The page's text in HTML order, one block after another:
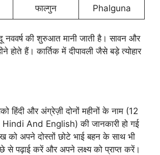
फाल्गुन Phalguna
नववर्ष की शुरुआत मानी जाती है। सावन और
होते हैं। कार्तिक में दीपावली जैसे बड़े त्योहार
हिंदी और अंग्रेज़ी दोनों महीनों के नाम (12
And English) की जानकारी हो गई
को अपने दोस्तों छोटे भाई बहन के साथ भी
पढ़ाई करें और अपने लक्ष्य को प्राप्त करें।